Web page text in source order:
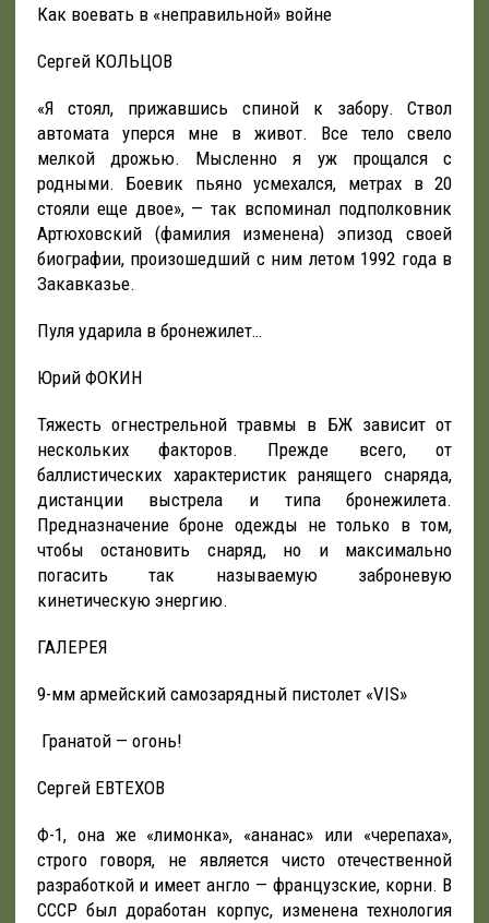
Как воевать в «неправильной» войне
Сергей КОЛЬЦОВ
«Я стоял, прижавшись спиной к забору. Ствол
автомата уперся мне в живот. Все тело свело
мелкой дрожью. Мысленно я уж прощался с
родными. Боевик пьяно усмехался, метрах в 20
стояли еще двое», — так вспоминал подполковник
Артюховский (фамилия изменена) эпизод своей
биографии, произошедший с ним летом 1992 года в
Закавказье.
Пуля ударила в бронежилет…
Юрий ФОКИН
Тяжесть огнестрельной травмы в БЖ зависит от
нескольких факторов. Прежде всего, от
баллистических характеристик ранящего снаряда,
дистанции выстрела и типа бронежилета.
Предназначение броне одежды не только в том,
чтобы остановить снаряд, но и максимально
погасить так называемую заброневую
кинетическую энергию.
ГАЛЕРЕЯ
9-мм армейский самозарядный пистолет «VIS»
Гранатой — огонь!
Сергей ЕВТЕХОВ
Ф-1, она же «лимонка», «ананас» или «черепаха»,
строго говоря, не является чисто отечественной
разработкой и имеет англо — французские, корни. В
СССР был доработан корпус, изменена технология